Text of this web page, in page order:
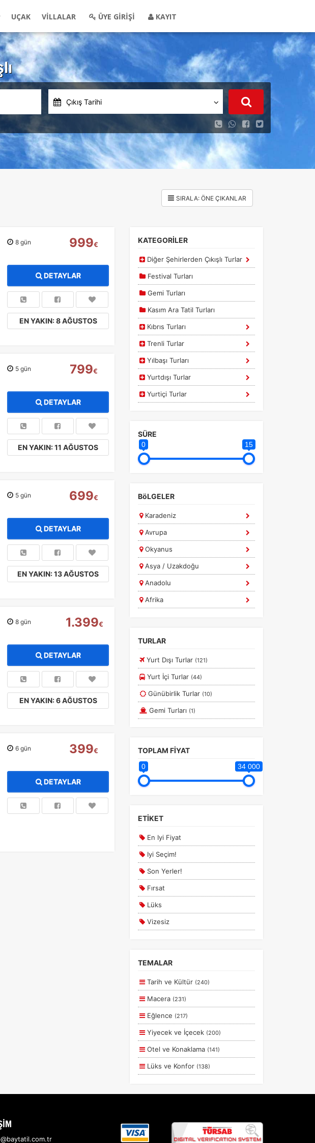
UÇAK VILLALAR ÜYE GİRİŞİ KAYIT
.
bilgileri tarayıcınızda
paylaşabiliriz. Buna
gibi çalışmaya bilir.
vegizlilik koşullarını
ölçeriz. Hangi
zorluk yaşadığını
Tercihleri Kaydet
Çıkış Tarihi
8 gün 999€
DETAYLAR
EN YAKIN: 8 AĞUSTOS
5 gün 799€
DETAYLAR
EN YAKIN: 11 AĞUSTOS
5 gün 699€
DETAYLAR
EN YAKIN: 13 AĞUSTOS
8 gün 1.399€
DETAYLAR
EN YAKIN: 6 AĞUSTOS
6 gün 399€
DETAYLAR
KATEGORİLER
Diğer Şehirlerden Çıkışlı Turlar
Festival Turları
Gemi Turları
Kasım Ara Tatil Turları
Kıbrıs Turları
Trenli Turlar
Yılbaşı Turları
Yurtdışı Turlar
Yurtiçi Turlar
SÜRE
0 15
BöLGELER
Karadeniz
Avrupa
Okyanus
Asya / Uzakdoğu
Anadolu
Afrika
Diğer
TURLAR
Yurt Dışı Turlar (121)
Yurt İçi Turlar (44)
Günübirlik Turlar (10)
Gemi Turları (1)
TOPLAM FİYAT
0 34 000
ETİKET
En Iyi Fiyat
Iyi Seçim!
Son Yerler!
Fırsat
Lüks
Vizesiz
Planlanan
Otobüs Ile
Uçak Ile
Ekstralar Dahil
TEMALAR
Tarih ve Kültür (240)
Macera (231)
Eğlence (217)
Yiyecek ve İçecek (200)
Otel ve Konaklama (141)
Lüks ve Konfor (138)
Doğa ve Spor